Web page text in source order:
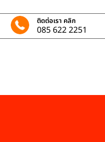
ติดต่อเรา คลิก
085 622 2251